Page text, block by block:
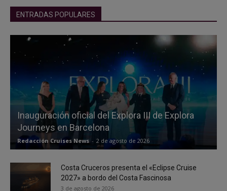
ENTRADAS POPULARES
Inauguración oficial del Explora III de Explora
Journeys en Barcelona
Redacción Cruises News - 2 de agosto de 2026
Costa Cruceros presenta el «Eclipse Cruise
2027» a bordo del Costa Fascinosa
3 de agosto de 2026